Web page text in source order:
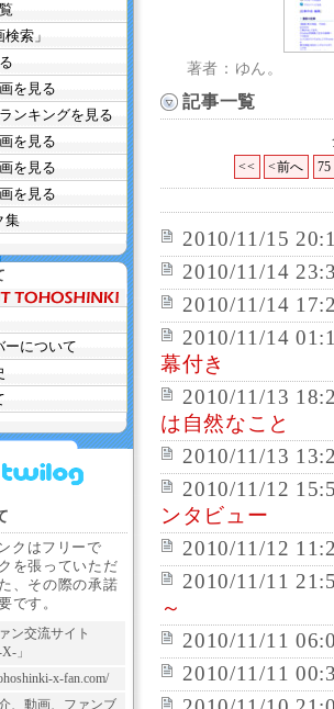
著者：ゆん。
記事一覧
<< <前へ 75
2010/11/15
2010/11/14
2010/11/14
2010/11/14
幕付き
2010/11/13
は自然なこと
2010/11/13
2010/11/12
ンタビュー
2010/11/12
2010/11/11
～
2010/11/11
2010/11/11
索」
を見る
ンキングを見る
を見る
を見る
を見る
集
ーについて
クはフリーで
を張っていただ
、その際の承諾
です。
ン交流サイト
」
x-fan.com/
、動画、ファンブ